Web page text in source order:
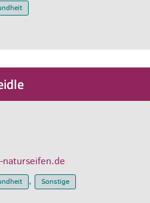
naturseifen.de
, Sonstige